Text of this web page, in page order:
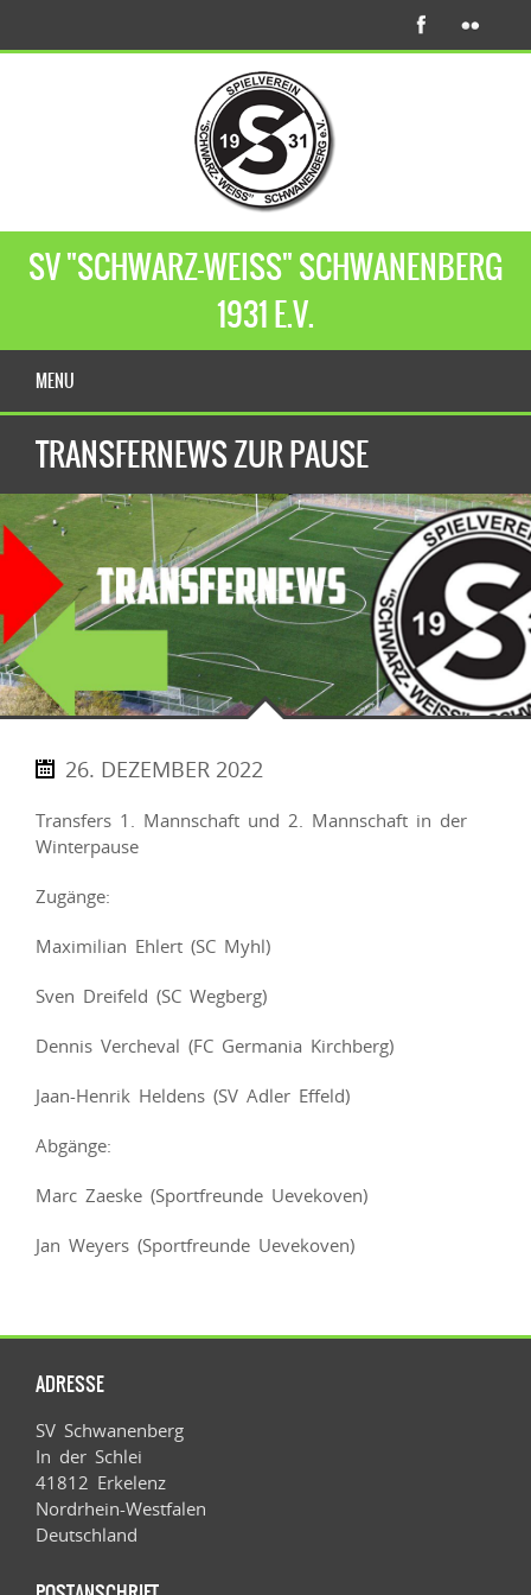
SV "SCHWARZ-WEISS" SCHWANENBERG
1931 E.V.
MENU
TRANSFERNEWS ZUR PAUSE
26. DEZEMBER 2022
Transfers 1. Mannschaft und 2. Mannschaft in der
Winterpause
Zugänge:
Maximilian Ehlert (SC Myhl)
Sven Dreifeld (SC Wegberg)
Dennis Vercheval (FC Germania Kirchberg)
Jaan-Henrik Heldens (SV Adler Effeld)
Abgänge:
Marc Zaeske (Sportfreunde Uevekoven)
Jan Weyers (Sportfreunde Uevekoven)
ADRESSE
SV Schwanenberg
In der Schlei
41812 Erkelenz
Nordrhein-Westfalen
Deutschland